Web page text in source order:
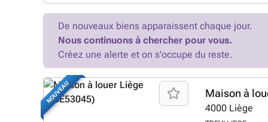
charges
comprises)pour le
rapidement.
l'agence au ###
De nouveaux biens apparaissent chaque jour.
Nous continuons à chercher pour vous.
Créez une alerte et on s'occupe du reste.
NOUVEAU Maison à
4000 Liège